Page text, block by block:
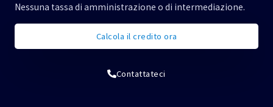
Nessuna tassa di amministrazione o di intermediazione.
Calcola il credito ora
Contattateci